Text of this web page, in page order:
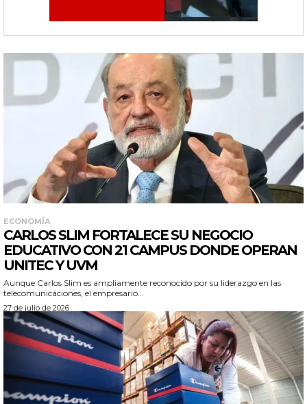
ECONOMÍA
CARLOS SLIM FORTALECE SU NEGOCIO
EDUCATIVO CON 21 CAMPUS DONDE OPERAN
UNITEC Y UVM
Aunque Carlos Slim es ampliamente reconocido por su liderazgo en las
telecomunicaciones, el empresario...
27 de julio de 2026